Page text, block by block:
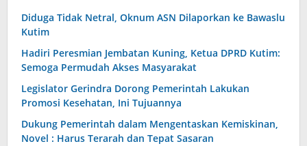
Diduga Tidak Netral, Oknum ASN Dilaporkan ke Bawaslu
Kutim
Hadiri Peresmian Jembatan Kuning, Ketua DPRD Kutim:
Semoga Permudah Akses Masyarakat
Legislator Gerindra Dorong Pemerintah Lakukan
Promosi Kesehatan, Ini Tujuannya
Dukung Pemerintah dalam Mengentaskan Kemiskinan,
Novel : Harus Terarah dan Tepat Sasaran